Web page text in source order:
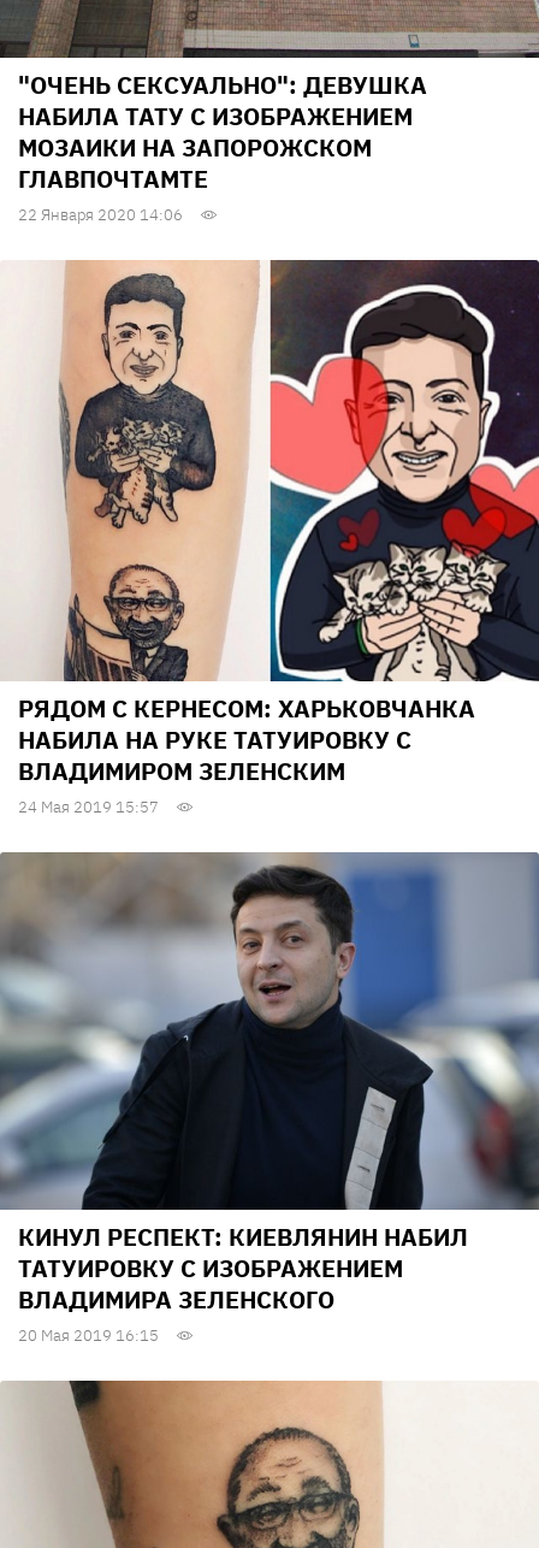
"ОЧЕНЬ СЕКСУАЛЬНО": ДЕВУШКА
НАБИЛА ТАТУ С ИЗОБРАЖЕНИЕМ
МОЗАИКИ НА ЗАПОРОЖСКОМ
ГЛАВПОЧТАМТЕ
22 Января 2020 14:06
РЯДОМ С КЕРНЕСОМ: ХАРЬКОВЧАНКА
НАБИЛА НА РУКЕ ТАТУИРОВКУ С
ВЛАДИМИРОМ ЗЕЛЕНСКИМ
24 Мая 2019 15:57
КИНУЛ РЕСПЕКТ: КИЕВЛЯНИН НАБИЛ
ТАТУИРОВКУ С ИЗОБРАЖЕНИЕМ
ВЛАДИМИРА ЗЕЛЕНСКОГО
20 Мая 2019 16:15